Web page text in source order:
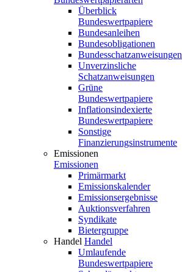
Überblick
Bundeswertpapiere
Bundesanleihen
Bundesobligationen
Bundesschatzanweisungen
Unverzinsliche
Schatzanweisungen
Grüne
Bundeswertpapiere
Inflationsindexierte
Bundeswertpapiere
Sonstige
Finanzierungsinstrumente
Emissionen
Emissionen
Primärmarkt
Emissionskalender
Emissionsergebnisse
Auktionsverfahren
Syndikate
Bietergruppe
Handel Handel
Umlaufende
Bundeswertpapiere